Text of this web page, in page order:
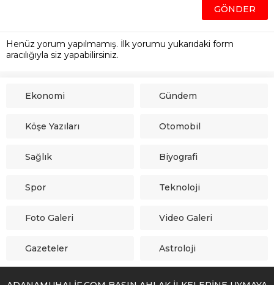
Henüz yorum yapılmamış. İlk yorumu yukarıdaki form
aracılığıyla siz yapabilirsiniz.
Ekonomi Gündem
Köşe Yazıları Otomobil
Sağlık Biyografi
Spor Teknoloji
Foto Galeri Video Galeri
Gazeteler Astroloji